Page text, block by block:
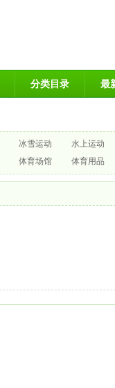
分类目录 最
冰雪运动
水上运动
体育场馆 体育用品